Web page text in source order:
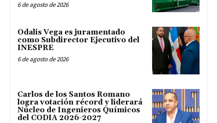
6 de agosto de 2026
Odalis Vega es juramentado
como Subdirector Ejecutivo del
INESPRE
6 de agosto de 2026
Carlos de los Santos Romano
logra votación récord y liderará
Núcleo de Ingenieros Químicos
del CODIA 2026-2027